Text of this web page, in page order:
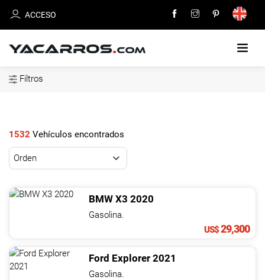
ACCESO
EN
VENTA
TU
NOTICIAS
Filtros
1532 Vehículos encontrados
BMW X3 2020
Gasolina.
US$29,300
Ford Explorer 2021
Gasolina.